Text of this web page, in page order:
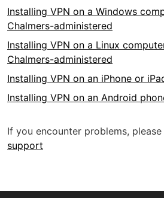
Installing VPN on a Windows
Chalmers-administered
Installing VPN on a Linux
Chalmers-administered
Installing VPN on an iPhone or
Installing VPN on an Android
If you encounter problems,
support